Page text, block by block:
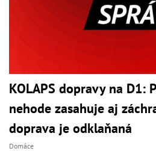
KOLAPS dopravy na D1:
nehode zasahuje aj
doprava je odklaňaná
Domáce